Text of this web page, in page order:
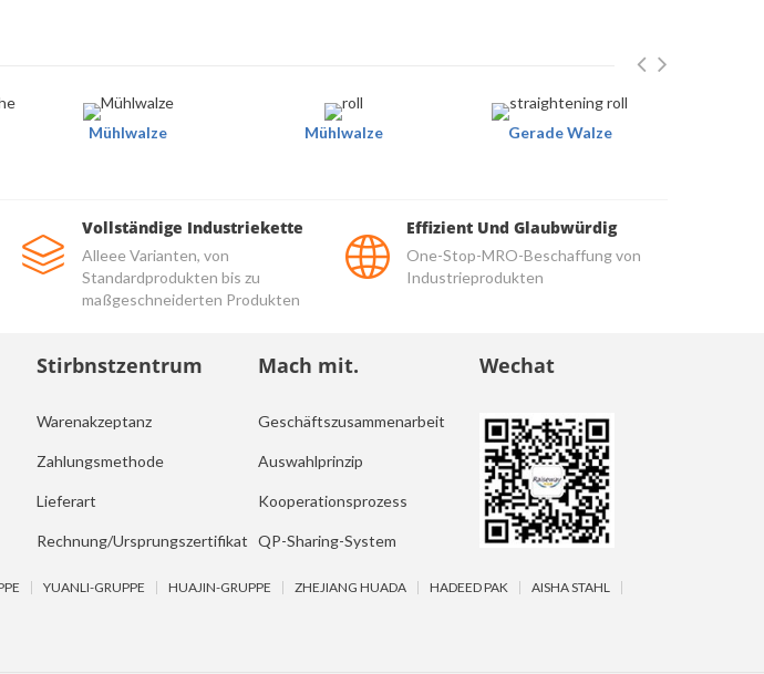
Mühlwalze Mühlwalze Gerade Walze
Vollständige Industriekette
Alleee Varianten, von
Standardprodukten bis zu
maßgeschneiderten Produkten
Effizient Und Glaubwürdig
One-Stop-MRO-Beschaffung von
Industrieprodukten
Stirbnstzentrum
Warenakzeptanz
Zahlungsmethode
Lieferart
Rechnung/Ursprungszertifikat
Mach mit.
Geschäftszusammenarbeit
Auswahlprinzip
Kooperationsprozess
QP-Sharing-System
Wechat
YUANLI-GRUPPE HUAJIN-GRUPPE ZHEJIANG HUADA HADEED PAK
AISHA STAHL